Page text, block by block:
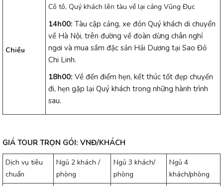
Chiều
Cô tô, Quý khách lên tàu về lại cảng Vũng Đục
14h00: Tàu cập cảng, xe đón Quý khách di chuyển
về Hà Nội, trên đường về đoàn dừng chân nghỉ
ngơi và mua sắm đặc sản Hải Dương tại Sao Đỏ
Chi Linh.
18h00: Về đến điểm hẹn, kết thúc tốt đẹp chuyến
đi, hẹn gặp lại Quý khách trong những hành trình
sau.
GIÁ TOUR TRỌN GÓI: VNĐ/KHÁCH
Dịch vụ tiêu
chuẩn
Ngủ 2 khách /
phòng
Ngủ 3 khách/
phòng
Ngủ 4
khách/phòng